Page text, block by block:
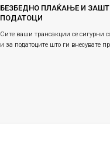
БЕЗБЕДНО ПЛАЌАЊЕ И
ПОДАТОЦИ
Сите ваши трансакции се сигурни
и за податоците што ги внесувате